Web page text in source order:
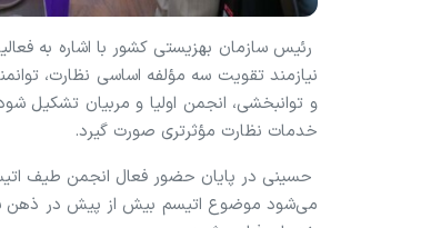
رئیس سازمان بهزیستی کشور با اشاره به
نیازمند تقویت سه مؤلفه اساسی نظارت،
و توانبخشی، انجمن اولیا و مربیان تشکیل
خدمات نظارت مؤثرتری صورت گیرد.
حسینی در پایان حضور فعال انجمن طیف
می‌شود موضوع اتیسم بیش از پیش در ذهن